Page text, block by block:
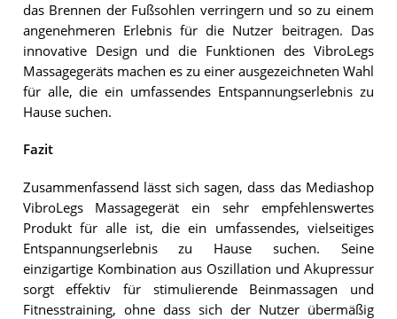
das Brennen der Fußsohlen verringern und so zu einem
angenehmeren Erlebnis für die Nutzer beitragen. Das
innovative Design und die Funktionen des VibroLegs
Massagegeräts machen es zu einer ausgezeichneten Wahl
für alle, die ein umfassendes Entspannungserlebnis zu
Hause suchen.
Fazit
Zusammenfassend lässt sich sagen, dass das Mediashop
VibroLegs Massagegerät ein sehr empfehlenswertes
Produkt für alle ist, die ein umfassendes, vielseitiges
Entspannungserlebnis zu Hause suchen. Seine
einzigartige Kombination aus Oszillation und Akupressur
sorgt effektiv für stimulierende Beinmassagen und
Fitnesstraining, ohne dass sich der Nutzer übermäßig